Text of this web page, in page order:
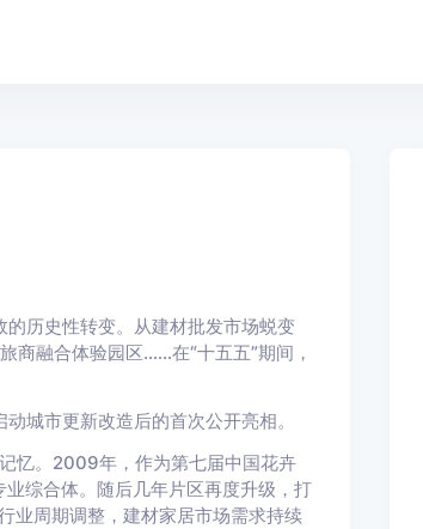
历史性转变。从建材批发市场蜕变
商融合体验园区……在“十五五”期间，
城市更新改造后的首次公开亮相。
忆。2009年，作为第七届中国花卉
综合体。随后几年片区再度升级，打
业周期调整，建材家居市场需求持续